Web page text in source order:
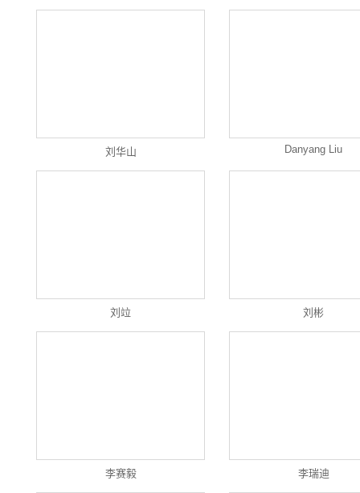
刘华山 Danyang Liu
刘竝 刘彬
李赛毅 李瑞迪